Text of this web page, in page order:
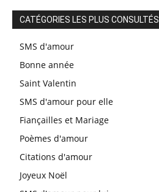
CATÉGORIES LES PLUS CONSULTÉS
SMS d'amour
Bonne année
Saint Valentin
SMS d'amour pour elle
Fiançailles et Mariage
Poèmes d'amour
Citations d'amour
Joyeux Noël